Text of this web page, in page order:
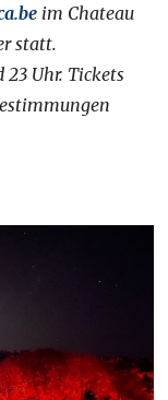
im Chateau
statt.
23 Uhr. Tickets